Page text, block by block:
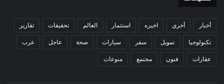
أخبار أخري اخيره استثمار العالم تحقيقات تقارير
تكنولوجيا تمويل سفر سيارات صحة عاجل عرب
عقارات فنون مجتمع منوعات